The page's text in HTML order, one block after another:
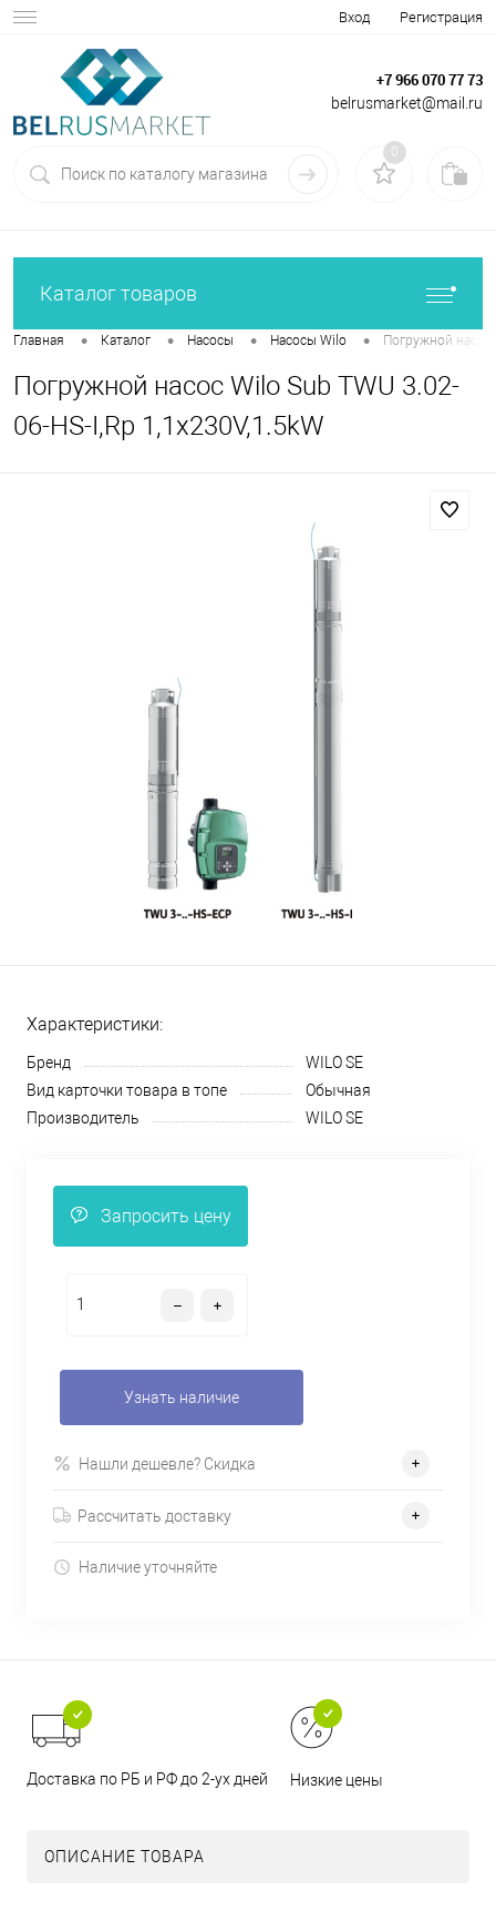
Вход Регистрация
+7 966 070 77 73
belrusmarket@mail.ru
0
Каталог товаров
Главная • Каталог • Насосы • Насосы Wilo • Погружной насос
Погружной насос Wilo Sub TWU 3.02-
06-HS-I,Rp 1,1x230V,1.5kW
Характеристики:
Бренд
WILO SE
Вид карточки товара в топе
Обычная
Производитель
WILO SE
Запросить цену
Узнать наличие
Нашли дешевле? Скидка
Рассчитать доставку
Наличие уточняйте
Доставка по РБ и РФ до 2-ух дней Низкие цены
ОПИСАНИЕ ТОВАРА